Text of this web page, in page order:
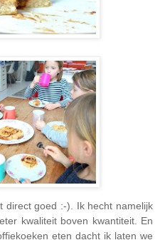
direct goed :-). Ik hecht namelijk
kwaliteit boven kwantiteit. En
eten dacht ik laten we